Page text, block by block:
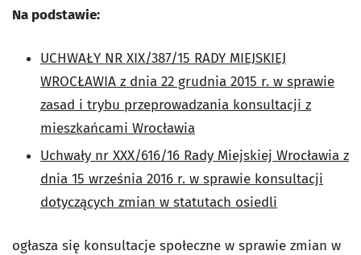
Na podstawie:
UCHWAŁY NR XIX/387/15 RADY MIEJSKIEJ
WROCŁAWIA z dnia 22 grudnia 2015 r. w sprawie
zasad i trybu przeprowadzania konsultacji z
mieszkańcami Wrocławia
Uchwały nr XXX/616/16 Rady Miejskiej Wrocławia z
dnia 15 września 2016 r. w sprawie konsultacji
dotyczących zmian w statutach osiedli
ogłasza się konsultacje społeczne w sprawie zmian w